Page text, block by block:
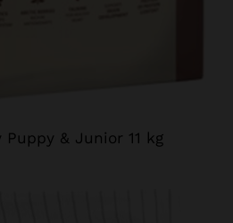
Puppy & Junior 11 kg